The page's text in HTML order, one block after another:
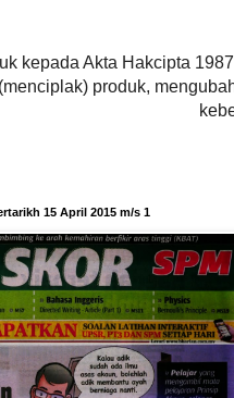
kepada Akta Hakcipta
produk,
15 April 2015 m/s 1